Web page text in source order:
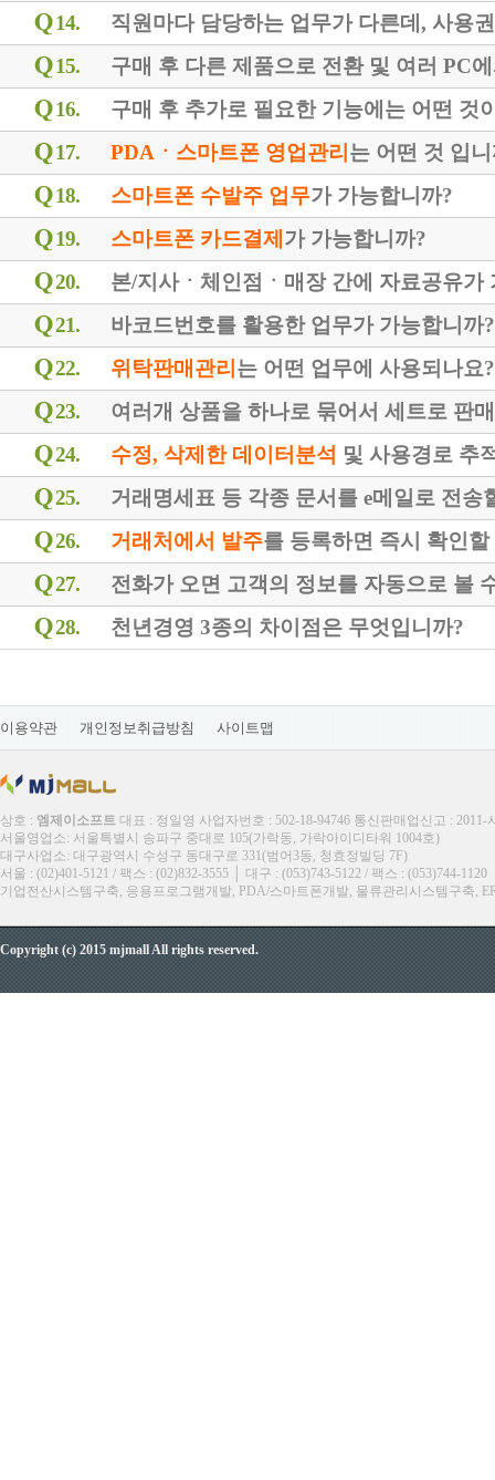
14.
직원마다 담당하는 업무가 다른데, 사용
15.
구매 후 다른 제품으로 전환 및 여러 PC
16.
구매 후 추가로 필요한 기능에는 어떤 것
17.
PDAㆍ스마트폰 영업관리 는 어떤 것 입
18.
스마트폰 수발주 업무가 가능합니까?
19.
스마트폰 카드결제 가 가능합니까?
20.
본/지사ㆍ체인점ㆍ매장 간에 자료공유가
21.
바코드번호를 활용한 업무가 가능합니까?
22.
위탁판매관리 는 어떤 업무에 사용되나요?
23.
여러개 상품을 하나로 묶어서 세트로 판
24.
수정, 삭제한 데이터분석 및 사용경로 추
25.
거래명세표 등 각종 문서를 e메일로 전송
26.
거래처에서 발주를 등록하면 즉시 확인
27.
전화가 오면 고객의 정보를 자동으로 볼
28.
천년경영 3종의 차이점은 무엇입니까?
이용약관 개인정보취급방침 사이트맵
상호 : 엠제이소프트 대표 : 정일영 사업자번호 : 502-18-94746 통신판매업신고 : 2011-
서울영업소: 서울특별시 송파구 중대로 105(가락동, 가락아이디타워 1004호)
대구사업소: 대구광역시 수성구 동대구로 331(범어3동, 청효정빌딩 7F)
서울 : (02)401-5121 / 팩스 : (02)832-3555 │ 대구 : (053)743-5122 / 팩스 : (053)744-1120
기업전산시스템구축, 응용프로그램개발, PDA/스마트폰개발, 물류관리시스템구축,
Copyright (c) 2015 mjmall All rights reserved.